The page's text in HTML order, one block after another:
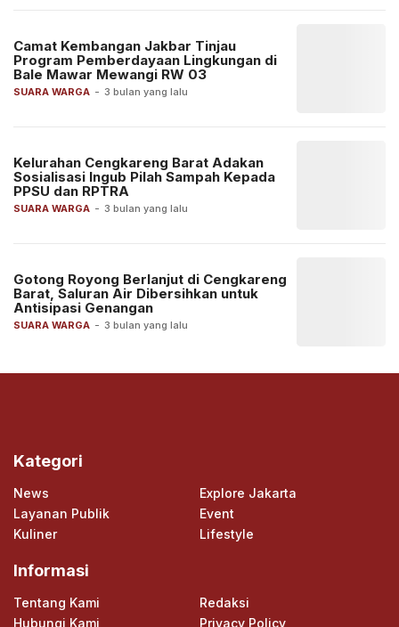
SUARA WARGA - 3 bulan yang lalu
Camat Kembangan Jakbar Tinjau
Program Pemberdayaan Lingkungan di
Bale Mawar Mewangi RW 03
SUARA WARGA - 3 bulan yang lalu
Kelurahan Cengkareng Barat Adakan
Sosialisasi Ingub Pilah Sampah Kepada
PPSU dan RPTRA
SUARA WARGA - 3 bulan yang lalu
Gotong Royong Berlanjut di Cengkareng
Barat, Saluran Air Dibersihkan untuk
Antisipasi Genangan
Kategori
News
Explore Jakarta
Layanan Publik
Event
Kuliner
Lifestyle
Informasi
Tentang Kami
Redaksi
Hubungi Kami
Privacy Policy